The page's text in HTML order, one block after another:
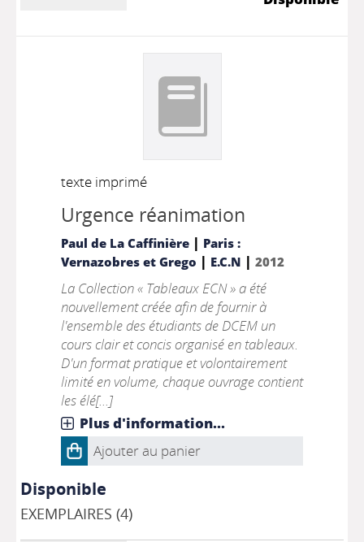
texte imprimé
Urgence réanimation
Paul de La Caffinière | Paris :
Vernazobres et Grego | E.C.N | 2012
La Collection « Tableaux ECN » a été
nouvellement créée afin de fournir à
l'ensemble des étudiants de DCEM un
cours clair et concis organisé en tableaux.
D'un format pratique et volontairement
limité en volume, chaque ouvrage contient
les élé[...]
Plus d'information...
Ajouter au panier
Disponible
EXEMPLAIRES (4)